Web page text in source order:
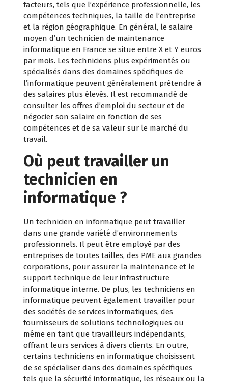
facteurs, tels que l’expérience professionnelle, les
compétences techniques, la taille de l’entreprise
et la région géographique. En général, le salaire
moyen d’un technicien de maintenance
informatique en France se situe entre X et Y euros
par mois. Les techniciens plus expérimentés ou
spécialisés dans des domaines spécifiques de
l’informatique peuvent généralement prétendre à
des salaires plus élevés. Il est recommandé de
consulter les offres d’emploi du secteur et de
négocier son salaire en fonction de ses
compétences et de sa valeur sur le marché du
travail.
Où peut travailler un
technicien en
informatique ?
Un technicien en informatique peut travailler
dans une grande variété d’environnements
professionnels. Il peut être employé par des
entreprises de toutes tailles, des PME aux grandes
corporations, pour assurer la maintenance et le
support technique de leur infrastructure
informatique interne. De plus, les techniciens en
informatique peuvent également travailler pour
des sociétés de services informatiques, des
fournisseurs de solutions technologiques ou
même en tant que travailleurs indépendants,
offrant leurs services à divers clients. En outre,
certains techniciens en informatique choisissent
de se spécialiser dans des domaines spécifiques
tels que la sécurité informatique, les réseaux ou la